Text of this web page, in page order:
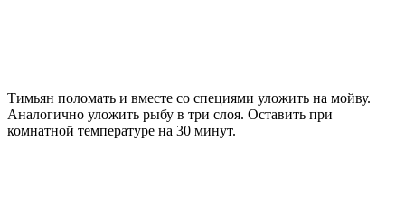
Тимьян поломать и вместе со специями уложить на мойву.
Аналогично уложить рыбу в три слоя. Оставить при
комнатной температуре на 30 минут.